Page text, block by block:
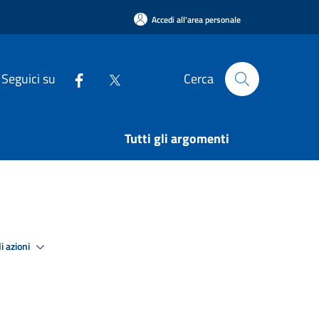
Accedi all'area personale
Seguici su Cerca
Tutti gli argomenti
azioni